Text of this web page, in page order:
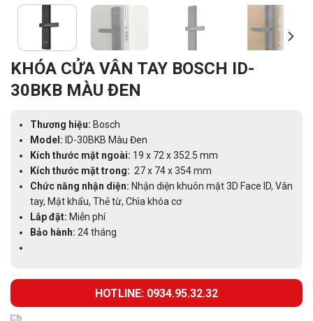
KHÓA CỬA VÂN TAY BOSCH ID-
30BKB MÀU ĐEN
Thương hiệu: Bosch
Model: ID-30BKB Màu Đen
Kích thước mặt ngoài: 19 x 72 x 352.5 mm
Kích thước mặt trong: 27 x 74 x 354 mm
Chức năng nhận diện: Nhận diện khuôn mặt 3D Face ID, Vân
tay, Mật khẩu, Thẻ từ, Chìa khóa cơ
Lắp đặt: Miễn phí
Bảo hành: 24 tháng
HOTLINE: 0934.95.32.32